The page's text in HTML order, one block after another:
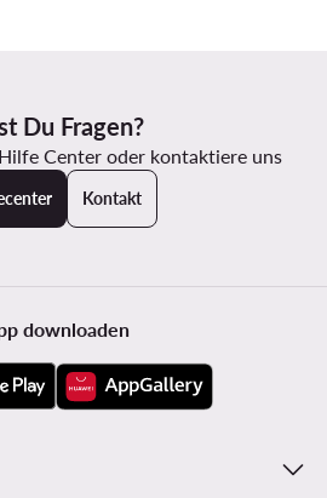
Du Fragen?
Center oder kontaktiere uns
Kontakt
downloaden